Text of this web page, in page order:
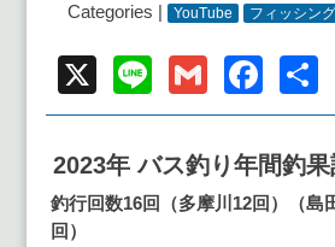
Categories | YouTube フィッシング
X LineGmail
2023年 バス釣り年間釣
釣行回数16回 （多摩川12回 ）（島
回）